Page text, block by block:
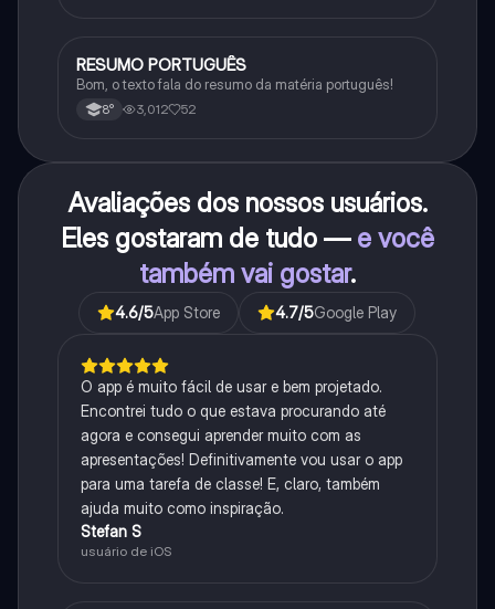
Português
RESUMO PORTUGUÊS
Bom, o texto fala do resumo da matéria português!
8° 3,012 52
Avaliações dos nossos usuários.
Eles gostaram de tudo — e você
também vai gostar.
4.6/5App Store 4.7/5Google Play
O app é muito fácil de usar e bem projetado.
Encontrei tudo o que estava procurando até
agora e consegui aprender muito com as
apresentações! Definitivamente vou usar o app
para uma tarefa de classe! E, claro, também
ajuda muito como inspiração.
Stefan S
usuário de iOS